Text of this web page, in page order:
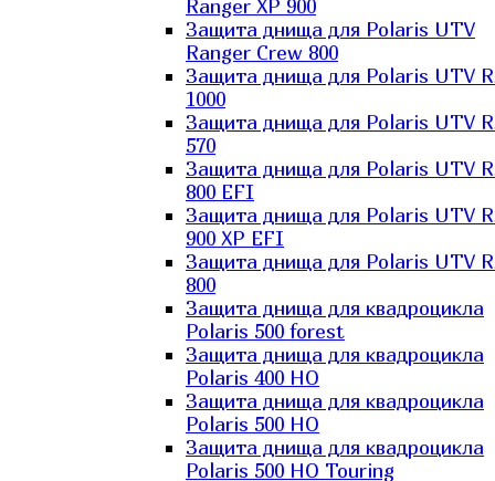
Ranger XP 900
Защита днища для Polaris UTV
Ranger Сrew 800
Защита днища для Polaris UTV
1000
Защита днища для Polaris UTV
570
Защита днища для Polaris UTV
800 EFI
Защита днища для Polaris UTV
900 XP EFI
Защита днища для Polaris UTV
800
Защита днища для квадроцикла
Polaris 500 forest
Защита днища для квадроцикла
Polaris 400 HO
Защита днища для квадроцикла
Polaris 500 HO
Защита днища для квадроцикла
Polaris 500 HO Touring